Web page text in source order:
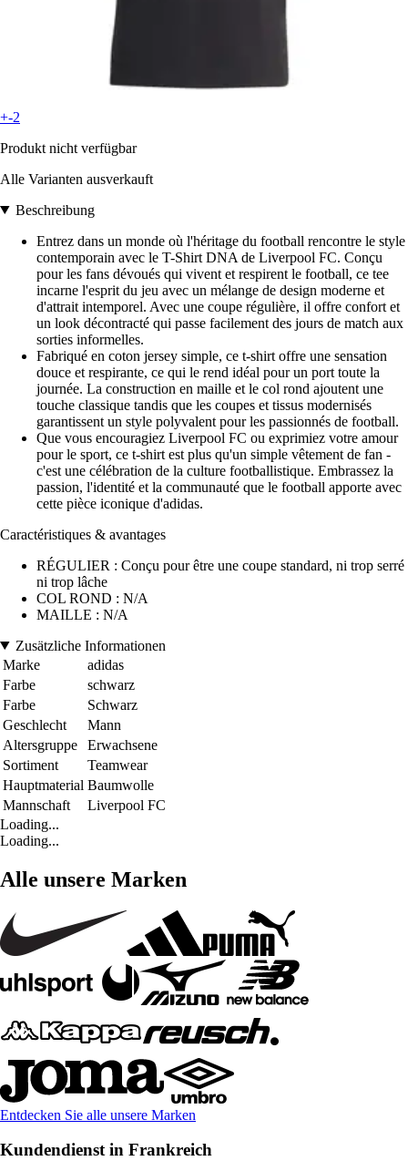
+-2
Produkt nicht verfügbar
Alle Varianten ausverkauft
Beschreibung
Entrez dans un monde où l'héritage du football rencontre le style
contemporain avec le T-Shirt DNA de Liverpool FC. Conçu
pour les fans dévoués qui vivent et respirent le football, ce tee
incarne l'esprit du jeu avec un mélange de design moderne et
d'attrait intemporel. Avec une coupe régulière, il offre confort et
un look décontracté qui passe facilement des jours de match aux
sorties informelles.
Fabriqué en coton jersey simple, ce t-shirt offre une sensation
douce et respirante, ce qui le rend idéal pour un port toute la
journée. La construction en maille et le col rond ajoutent une
touche classique tandis que les coupes et tissus modernisés
garantissent un style polyvalent pour les passionnés de football.
Que vous encouragiez Liverpool FC ou exprimiez votre amour
pour le sport, ce t-shirt est plus qu'un simple vêtement de fan -
c'est une célébration de la culture footballistique. Embrassez la
passion, l'identité et la communauté que le football apporte avec
cette pièce iconique d'adidas.
Caractéristiques & avantages
RÉGULIER : Conçu pour être une coupe standard, ni trop serré
ni trop lâche
COL ROND : N/A
MAILLE : N/A
Zusätzliche Informationen
Marke
adidas
Farbe
schwarz
Farbe
Schwarz
Geschlecht
Mann
Altersgruppe
Erwachsene
Sortiment
Teamwear
Hauptmaterial Baumwolle
Mannschaft
Liverpool FC
Loading...
Loading...
Alle unsere Marken
Entdecken Sie alle unsere Marken
Kundendienst in Frankreich